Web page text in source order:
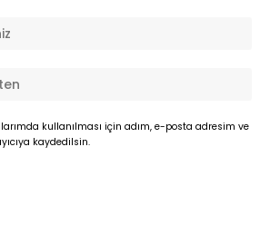
kullanılması için adım, e-posta adresim ve
kaydedilsin.